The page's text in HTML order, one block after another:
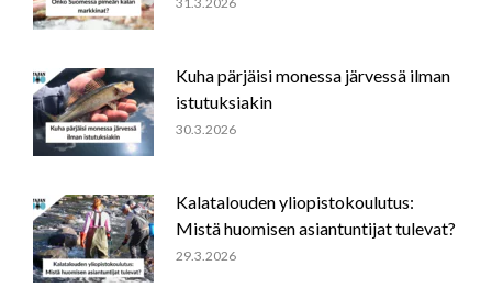
Kuha pärjäisi monessa järvessä ilman
istutuksiakin
30.3.2026
Kalatalouden yliopistokoulutus:
Mistä huomisen asiantuntijat tulevat?
29.3.2026